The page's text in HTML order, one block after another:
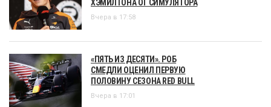
ХЭМИЛТОНА ОТ СИМУЛЯТОРА
Вчера в 17:58
«ПЯТЬ ИЗ ДЕСЯТИ». РОБ
СМЕДЛИ ОЦЕНИЛ ПЕРВУЮ
ПОЛОВИНУ СЕЗОНА RED BULL
Вчера в 17:01